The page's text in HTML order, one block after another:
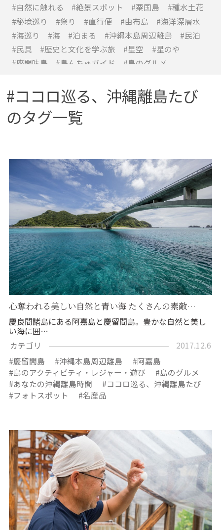
黒島
新城島
波照間島
加屋真島
与那国島
多良間島
水納島
久高島
粟国島
渡名喜島
座間味島
阿嘉島
慶留間島
渡嘉敷島
北大東島 南大東島
#自然に触れる
#絶景スポット #粟国島
#種水土花
#秘境巡り
#祭り #直行便 #由布島
#海洋深層水
#海巡り
#海 #泊まる #沖縄本島周辺離島
#民泊
#民具
#歴史と文化を学ぶ旅 #星空
#星のや
#座間味島
#島んちゅガイド
#島のグルメ
#名産品
#体験する #伊良部 #伊平屋島
#久高島
#久米島
#ワーケーション
#リラクゼーション
#リトリート
#リゾートグランピング
#スロートラベル
#スポーツイベント
#サステナブル旅
#サウナ
#サイクリング
#ココロ巡る、沖縄離島たび
#ココロとカラダを整える旅
#ケイビング
#グルメ
#グランピング
#キャンプ
#カフェごはん
#エシカル
#ウェルネス旅
#イベント
#あなたの沖縄離島時間
#アクティビティ
#アウトドア
#アートに触れる
#SUP
#GWにおススメ
#birthday旅 #12月のイベント
#ココロ巡る、沖縄離島たび
のタグ一覧
心奪われる美しい自然と青い海 たくさんの素敵…
慶良間諸島にある阿嘉島と慶留間島。豊かな自然と美し
い海に囲…
カテゴリ
2017.12.6
慶留間島
沖縄本島周辺離島
阿嘉島
島のアクティビティ・レジャー・遊び
島のグルメ
あなたの沖縄離島時間
ココロ巡る、沖縄離島たび
フォトスポット
名産品